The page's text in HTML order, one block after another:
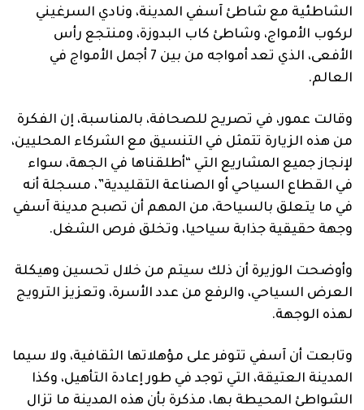
الشاطئية مع شاطئ آسفي المدينة، ونادي السرغيني
لركوب الأمواج، وشاطئ كاب البدوزة، ومنتجع رأس
الأفعى، الذي تعد أمواجه من بين 7 أجمل الأمواج في
العالم.
وقالت عمور، في تصريح للصحافة، بالمناسبة، إن الفكرة
من هذه الزيارة تتمثل في التنسيق مع الشركاء المحليين،
لإنجاز جميع المشاريع التي “أطلقناها في الجهة، سواء
في القطاع السياحي أو الصناعة التقليدية”، مسجلة أنه
في ما يتعلق بالسياحة، من المهم أن تصبح مدينة آسفي
وجهة حقيقية جذابة سياحيا، وتخلق فرص الشغل.
وأوضحت الوزيرة أن ذلك سيتم من خلال تحسين وهيكلة
العرض السياحي، والرفع من عدد الأسرة، وتعزيز الترويج
لهذه الوجهة.
وتابعت أن آسفي تتوفر على مؤهلاتها الثقافية، ولا سيما
المدينة العتيقة، التي توجد في طور إعادة التأهيل، وكذا
الشواطئ المحيطة بها، مذكرة بأن هذه المدينة ما تزال